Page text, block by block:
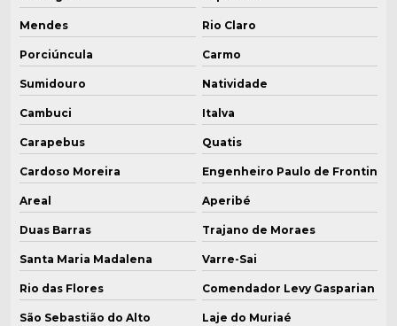
Exaustor para caldeira a lenha
Fábrica de caldeira industrial em mg
Fábrica de caldeiras
Fábrica de caldeiras para doces
Fábrica de caldeiras farmacêuticas
Fábrica de caldeiras em minas gerais
Fabricação de caldeiras para indústria
Fabricante de caldeiras para indústria de doces
Mendes Rio Claro
Porciúncula Carmo
Sumidouro Natividade
Cambuci Italva
Carapebus Quatis
Cardoso Moreira Engenheiro Paulo de Frontin
Areal Aperibé
Duas Barras Trajano de Moraes
Santa Maria Madalena Varre-Sai
Rio das Flores Comendador Levy Gasparian
São Sebastião do Alto Laje do Muriaé